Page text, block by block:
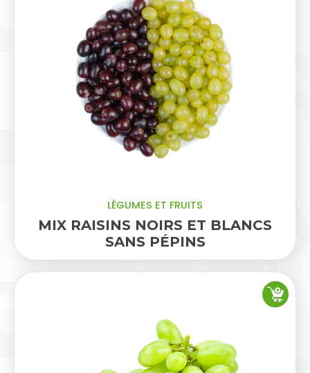
LÉGUMES ET FRUITS
MIX RAISINS NOIRS ET BLANCS
SANS PÉPINS